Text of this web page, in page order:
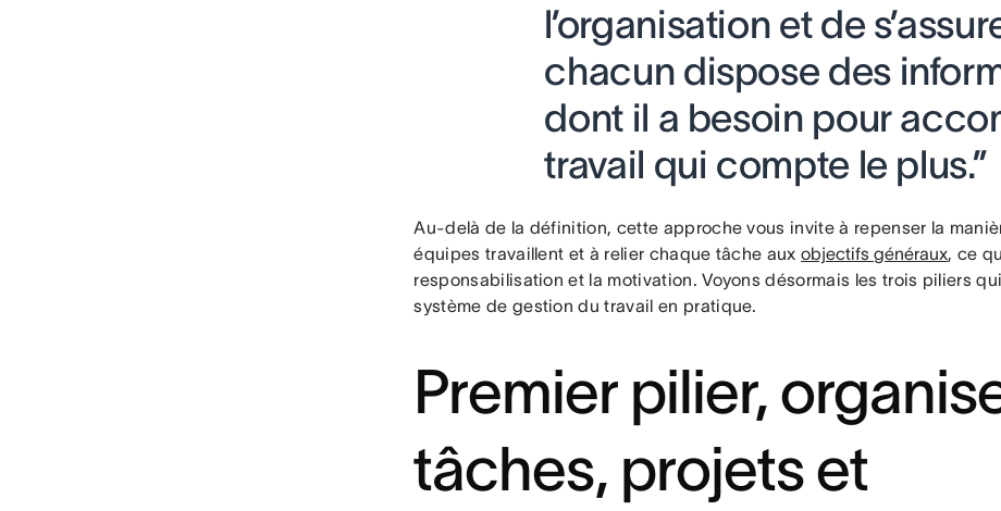
l’organisation et de
chacun dispose des
dont il a besoin pour
travail qui compte le plus.”
Au-delà de la définition, cette approche vous invite à repenser la
équipes travaillent et à relier chaque tâche auxobjectifs généraux, ce
responsabilisation et la motivation. Voyons désormais les trois piliers
système de gestion du travail en pratique.
Premier pilier,
tâches, projets et